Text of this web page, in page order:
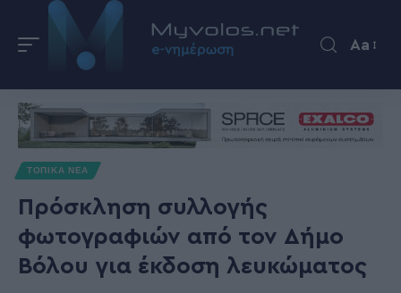
Aa
ΤΟΠΙΚΑ ΝΕΑ
Πρόσκληση συλλογής
φωτογραφιών από τον Δήμο
Βόλου για έκδοση λευκώματος